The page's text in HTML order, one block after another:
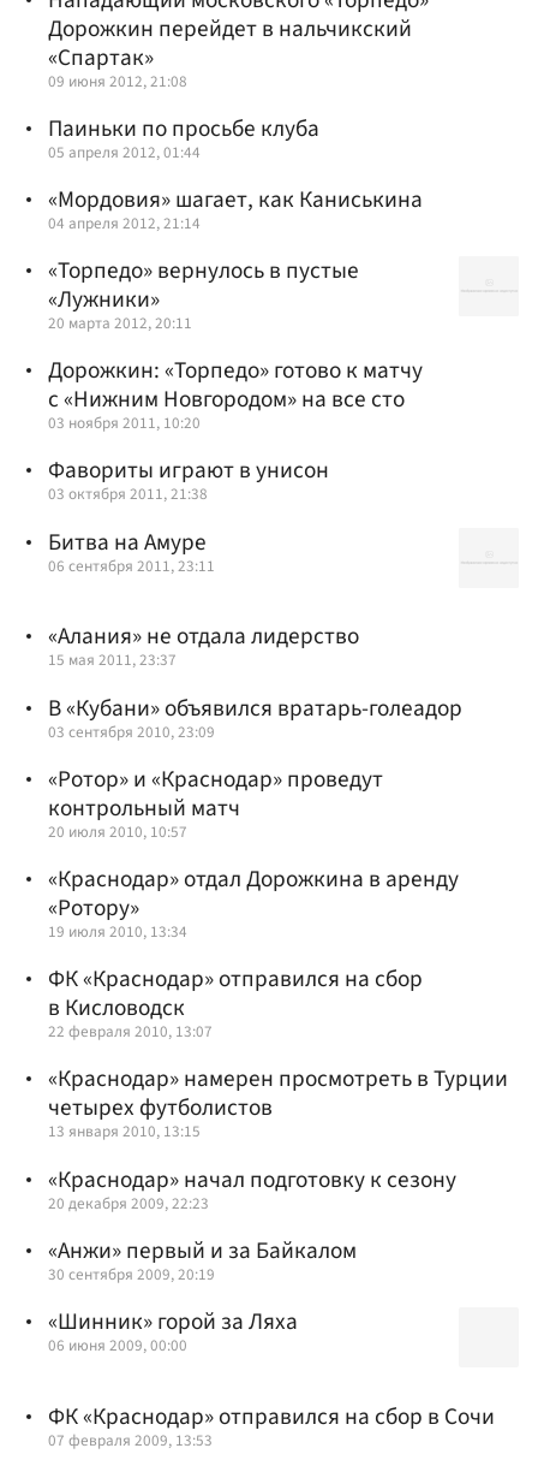
Дорожкин перейдет в нальчикский
«Спартак»
09 июня 2012, 21:08
Паиньки по просьбе клуба
05 апреля 2012, 01:44
«Мордовия» шагает, как Каниськина
04 апреля 2012, 21:14
«Торпедо» вернулось в пустые
«Лужники»
20 марта 2012, 20:11
Дорожкин: «Торпедо» готово к матчу
с «Нижним Новгородом» на все сто
03 ноября 2011, 10:20
Фавориты играют в унисон
03 октября 2011, 21:38
Битва на Амуре
06 сентября 2011, 23:11
«Алания» не отдала лидерство
15 мая 2011, 23:37
В «Кубани» объявился вратарь-голеадор
03 сентября 2010, 23:09
«Ротор» и «Краснодар» проведут
контрольный матч
20 июля 2010, 10:57
«Краснодар» отдал Дорожкина в аренду
«Ротору»
19 июля 2010, 13:34
ФК «Краснодар» отправился на сбор
в Кисловодск
22 февраля 2010, 13:07
«Краснодар» намерен просмотреть в Турции
четырех футболистов
13 января 2010, 13:15
«Краснодар» начал подготовку к сезону
20 декабря 2009, 22:23
«Анжи» первый и за Байкалом
30 сентября 2009, 20:19
«Шинник» горой за Ляха
06 июня 2009, 00:00
ФК «Краснодар» отправился на сбор в Сочи
07 февраля 2009, 13:53